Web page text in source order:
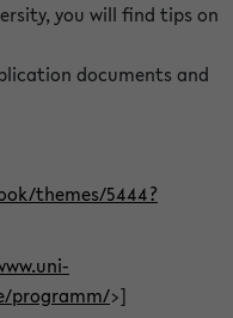
you will find tips on
documents and
themes/5444?
programm/>]